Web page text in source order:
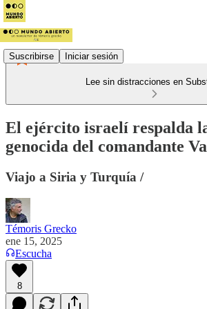
Suscribirse Iniciar sesión
Lee sin distracciones en
El ejército israelí respalda
genocida del comandante
Viajo a Siria y Turquía /
Témoris Grecko
ene 15, 2025
Escucha
8